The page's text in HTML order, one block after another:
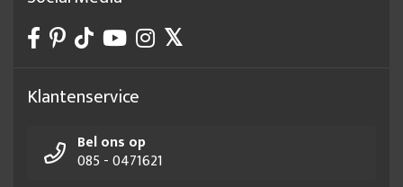
Klantenservice
Bel ons op
085 - 0471621